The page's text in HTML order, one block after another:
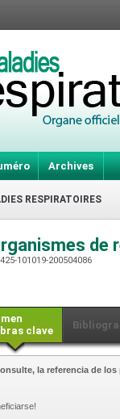
Archives
RESPIRATOIRES
de
101019-200504086
clave
la referencia de